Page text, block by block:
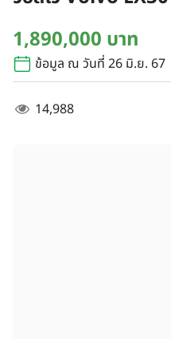
1,890,000 บาท
ข้อมูล ณ วันที่ 26 มิ.ย. 67
14,988